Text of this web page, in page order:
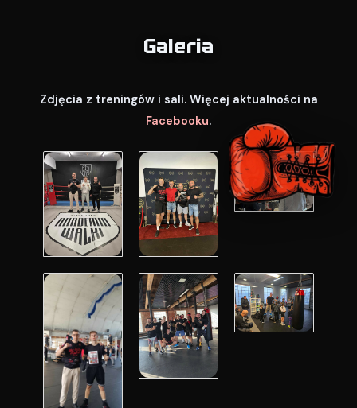
Galeria
Zdjęcia z treningów i sali. Więcej aktualności na
Facebooku.